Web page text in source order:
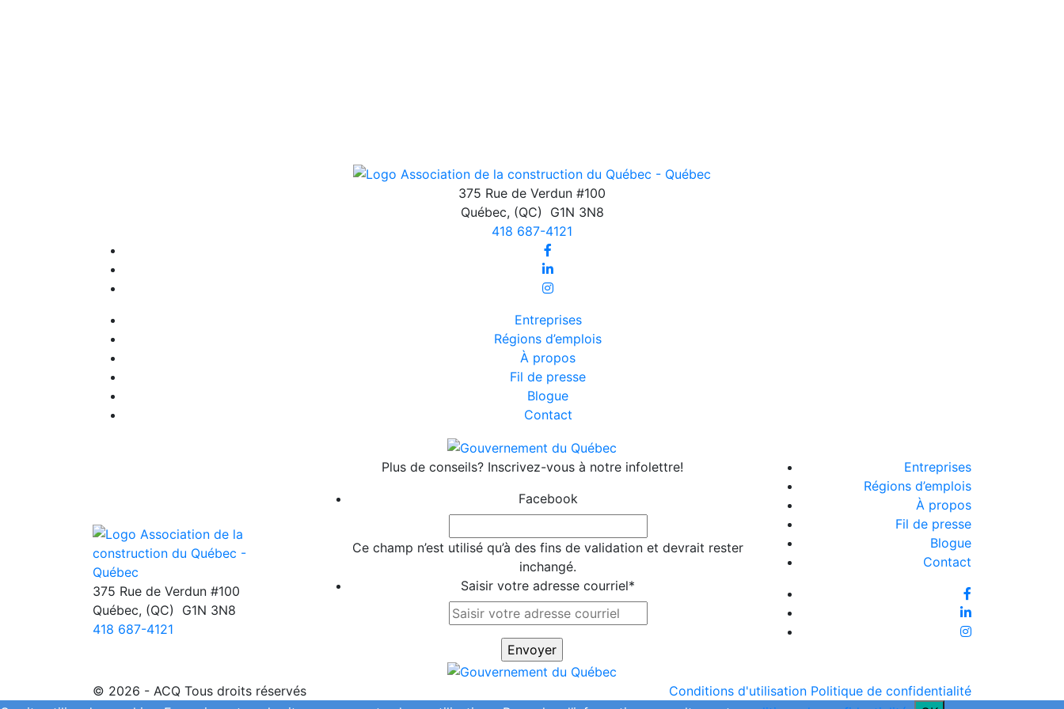
375 Rue de Verdun #100
Québec, (QC)
G1N 3N8
418 687-4121
Entreprises
Régions d’emplois
À propos
Fil de presse
Blogue
Contact
375 Rue de Verdun #100
Québec, (QC)
G1N 3N8
418 687-4121
Plus de conseils? Inscrivez-vous à notre infolettre!
Facebook
Ce champ n’est utilisé qu’à des fins de validation et devrait rester
inchangé.
Saisir votre adresse courriel*
Entreprises
Régions d’emplois
À propos
Fil de presse
Blogue
Contact
© 2026 - ACQ Tous droits réservés Conditions d'utilisation Politique de confidentialité